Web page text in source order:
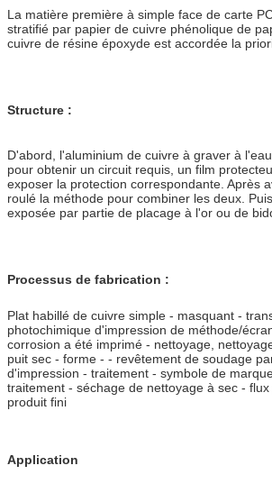
La matière première à simple face de carte
stratifié par papier de cuivre phénolique de
cuivre de résine époxyde est accordée la
Structure :
D'abord, l'aluminium de cuivre à graver à
pour obtenir un circuit requis, un film
exposer la protection correspondante. Après
roulé la méthode pour combiner les deux.
exposée par partie de placage à l'or ou de
Processus de fabrication :
Plat habillé de cuivre simple - masquant -
photochimique d'impression de méthode/
corrosion a été imprimé - nettoyage,
puit sec - forme - - revêtement de soudage
d'impression - traitement - symbole de
traitement - séchage de nettoyage à sec -
produit fini
Application